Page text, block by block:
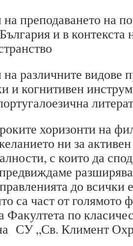
преподаването на
и в контекста
различните видове
и когнитивен
хоризонти на
ни за
с които да
до всички
са част от голямото
Факултета по
СУ „Св. Климент